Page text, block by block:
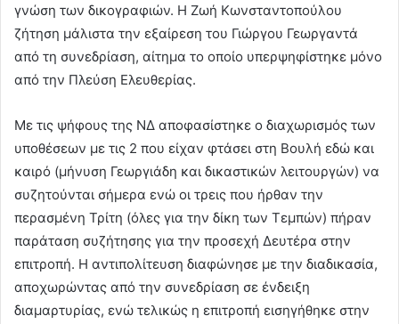
γνώση των δικογραφιών. Η Ζωή Κωνσταντοπούλου
ζήτηση μάλιστα την εξαίρεση του Γιώργου Γεωργαντά
από τη συνεδρίαση, αίτημα το οποίο υπερψηφίστηκε μόνο
από την Πλεύση Ελευθερίας.
Με τις ψήφους της ΝΔ αποφασίστηκε ο διαχωρισμός των
υποθέσεων με τις 2 που είχαν φτάσει στη Βουλή εδώ και
καιρό (μήνυση Γεωργιάδη και δικαστικών λειτουργών) να
συζητούνται σήμερα ενώ οι τρεις που ήρθαν την
περασμένη Τρίτη (όλες για την δίκη των Τεμπών) πήραν
παράταση συζήτησης για την προσεχή Δευτέρα στην
επιτροπή. Η αντιπολίτευση διαφώνησε με την διαδικασία,
αποχωρώντας από την συνεδρίαση σε ένδειξη
διαμαρτυρίας, ενώ τελικώς η επιτροπή εισηγήθηκε στην